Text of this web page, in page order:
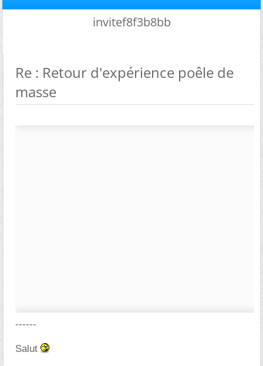
invitef8f3b8bb
Re : Retour d'expérience poêle de
masse
------
Salut